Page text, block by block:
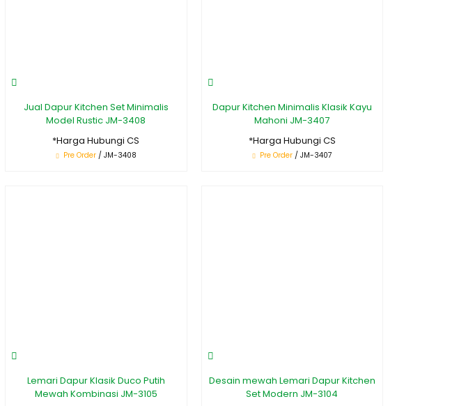
Jual Dapur Kitchen Set Minimalis
Model Rustic JM-3408
*Harga Hubungi CS
Pre Order/ JM-3408
Dapur Kitchen Minimalis Klasik Kayu
Mahoni JM-3407
*Harga Hubungi CS
Pre Order/ JM-3407
Lemari Dapur Klasik Duco Putih
Mewah Kombinasi JM-3105
Desain mewah Lemari Dapur Kitchen
Set Modern JM-3104